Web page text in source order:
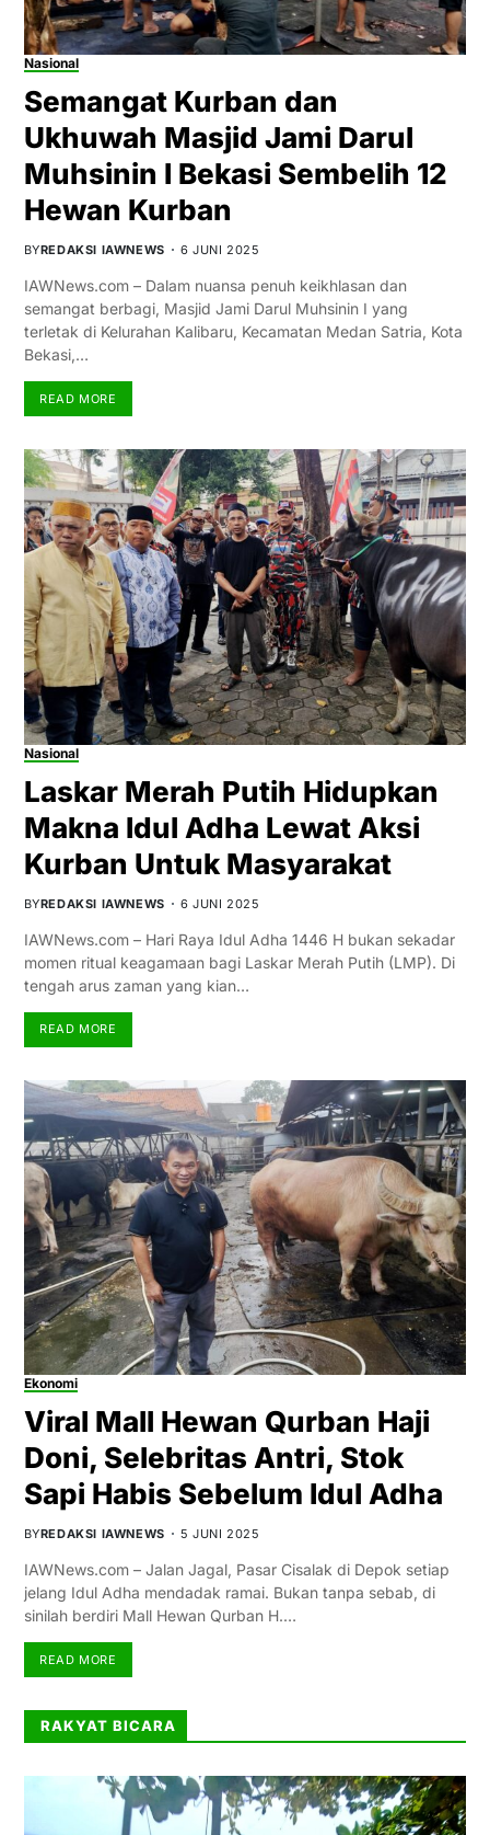
Nasional
Semangat Kurban dan
Ukhuwah Masjid Jami Darul
Muhsinin I Bekasi Sembelih 12
Hewan Kurban
BYREDAKSI IAWNEWS 6 JUNI 2025
IAWNews.com – Dalam nuansa penuh keikhlasan dan
semangat berbagi, Masjid Jami Darul Muhsinin I yang
terletak di Kelurahan Kalibaru, Kecamatan Medan Satria, Kota
Bekasi,…
READ MORE
Nasional
Laskar Merah Putih Hidupkan
Makna Idul Adha Lewat Aksi
Kurban Untuk Masyarakat
BYREDAKSI IAWNEWS 6 JUNI 2025
IAWNews.com – Hari Raya Idul Adha 1446 H bukan sekadar
momen ritual keagamaan bagi Laskar Merah Putih (LMP). Di
tengah arus zaman yang kian…
READ MORE
Ekonomi
Viral Mall Hewan Qurban Haji
Doni, Selebritas Antri, Stok
Sapi Habis Sebelum Idul Adha
BYREDAKSI IAWNEWS 5 JUNI 2025
IAWNews.com – Jalan Jagal, Pasar Cisalak di Depok setiap
jelang Idul Adha mendadak ramai. Bukan tanpa sebab, di
sinilah berdiri Mall Hewan Qurban H.…
READ MORE
RAKYAT BICARA